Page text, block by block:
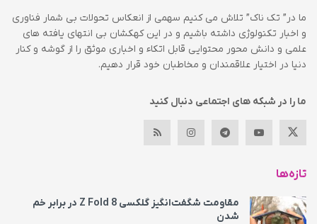
ما در” تک ناک” تلاش می کنیم سهمی از انعکاس تحولات بی شمار فناوری
و اخبار تکنولوژی داشته باشیم و در این کهکشان بی انتهای یافته های
علمی و دانش محور محتوایی قابل اتکاء و اخباری موثق را از گوشه و کنار
دنیا در اختیار علاقمندان و مخاطبان خود قرار دهیم.
ما را در شبکه های اجتماعی دنبال کنید
تازه‌ها
مقاومت شگفت‌انگیز گلکسی Z Fold 8 در برابر خم
شدن